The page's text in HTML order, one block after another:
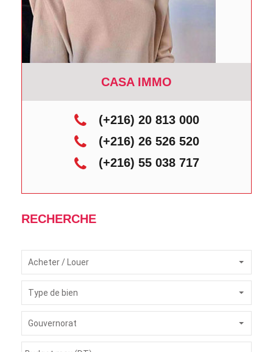
CASA IMMO
(+216) 20 813 000
(+216) 26 526 520
(+216) 55 038 717
RECHERCHE
Acheter / Louer
Type de bien
Gouvernorat